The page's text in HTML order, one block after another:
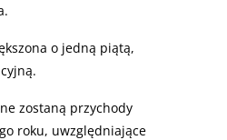
o jedną piątą,
zostaną przychody
roku, uwzględniające